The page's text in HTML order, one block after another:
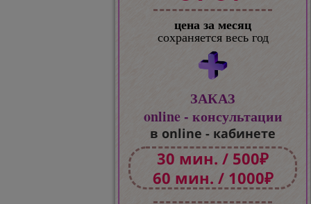
цена за месяц
сохраняется весь год
ЗАКАЗ
online - консультации
в online - кабинете
30 мин. / 500₽
60 мин. / 1000₽